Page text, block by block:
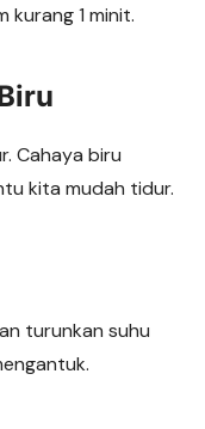
kurang 1 minit.
Cahaya biru
kita mudah tidur.
turunkan suhu